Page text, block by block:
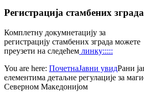
Регистрација стамбених зграда
Комплетну докумнетацију за
регистрацију стамбених зграда можете
преузети на следећем линку:::::
You are here: ПочетнаЈавни увидРани
елементима детаљне регулације за
Северном Македонијом